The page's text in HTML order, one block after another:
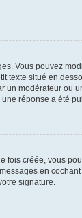
Vous pouvez
texte situé en
un modérateur ou
réponse a été
fois créée, vous
en
signature.